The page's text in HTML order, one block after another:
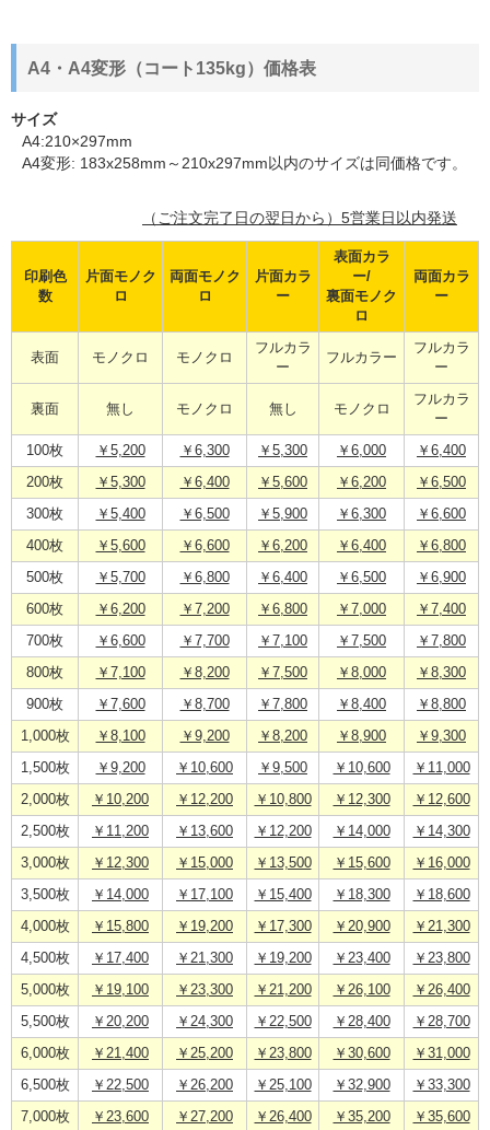
A4・A4変形（コート135kg）価格表
サイズ
A4:210×297mm
A4変形: 183x258mm～210x297mm以内のサイズは同価格です。
（ご注文完了日の翌日から）5営業日以内発送
印刷色
数
片面モノク
ロ
両面モノク
ロ
片面カラ
ー
表面カラ
ー/
裏面モノク
ロ
両面カラ
ー
表面 モノクロ モノクロ
フルカラ
ー
フルカラー
フルカラ
ー
裏面 無し モノクロ 無し モノクロ
フルカラ
ー
100枚 ￥5,200 ￥6,300 ￥5,300 ￥6,000 ￥6,400
200枚 ￥5,300 ￥6,400 ￥5,600 ￥6,200 ￥6,500
300枚 ￥5,400 ￥6,500 ￥5,900 ￥6,300 ￥6,600
400枚 ￥5,600 ￥6,600 ￥6,200 ￥6,400 ￥6,800
500枚 ￥5,700 ￥6,800 ￥6,400 ￥6,500 ￥6,900
600枚 ￥6,200 ￥7,200 ￥6,800 ￥7,000 ￥7,400
700枚 ￥6,600 ￥7,700 ￥7,100 ￥7,500 ￥7,800
800枚 ￥7,100 ￥8,200 ￥7,500 ￥8,000 ￥8,300
900枚 ￥7,600 ￥8,700 ￥7,800 ￥8,400 ￥8,800
1,000枚 ￥8,100 ￥9,200 ￥8,200 ￥8,900 ￥9,300
1,500枚 ￥9,200 ￥10,600 ￥9,500 ￥10,600 ￥11,000
2,000枚 ￥10,200 ￥12,200 ￥10,800 ￥12,300 ￥12,600
2,500枚 ￥11,200 ￥13,600 ￥12,200 ￥14,000 ￥14,300
3,000枚 ￥12,300 ￥15,000 ￥13,500 ￥15,600 ￥16,000
3,500枚 ￥14,000 ￥17,100 ￥15,400 ￥18,300 ￥18,600
4,000枚 ￥15,800 ￥19,200 ￥17,300 ￥20,900 ￥21,300
4,500枚 ￥17,400 ￥21,300 ￥19,200 ￥23,400 ￥23,800
5,000枚 ￥19,100 ￥23,300 ￥21,200 ￥26,100 ￥26,400
5,500枚 ￥20,200 ￥24,300 ￥22,500 ￥28,400 ￥28,700
6,000枚 ￥21,400 ￥25,200 ￥23,800 ￥30,600 ￥31,000
6,500枚 ￥22,500 ￥26,200 ￥25,100 ￥32,900 ￥33,300
7,000枚 ￥23,600 ￥27,200 ￥26,400 ￥35,200 ￥35,600